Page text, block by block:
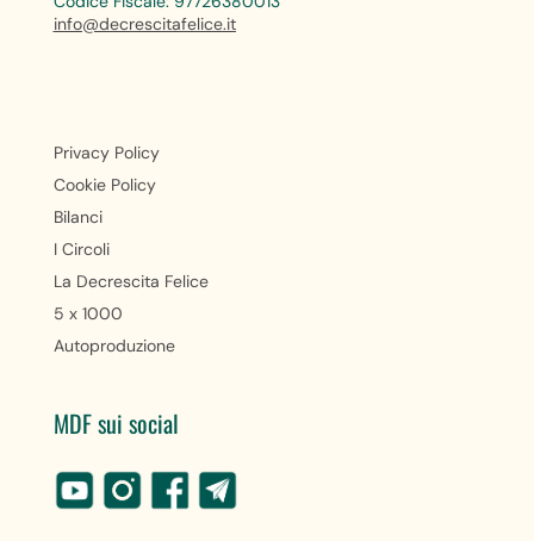
info@decrescitafelice.it
Privacy Policy
Cookie Policy
Bilanci
I Circoli
La Decrescita Felice
5 x 1000
Autoproduzione
MDF sui social